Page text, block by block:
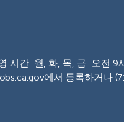
시간: 월, 화, 목, 금: 오전 9
에서 등록하거나